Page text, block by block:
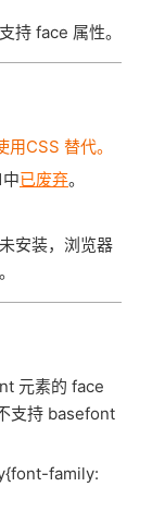
持 face 属性。
CSS 替代。
已废弃。
安装，浏览器
元素的 face
支持 basefont
family: